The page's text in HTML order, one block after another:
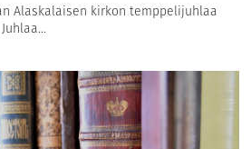
Alaskalaisen kirkon temppelijuhlaa